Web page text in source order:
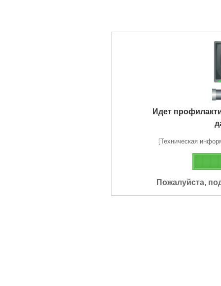
Идет
[Техническая
Пожалуйста,